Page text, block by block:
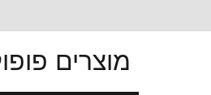
מוצרים